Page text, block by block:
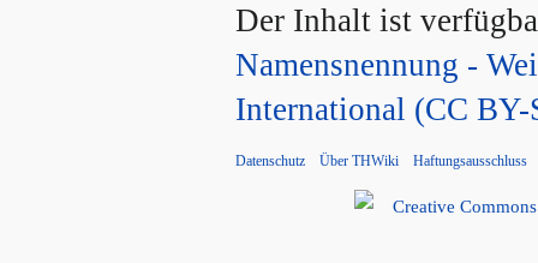
Der Inhalt ist
Namensnennung -
International (CC BY-
Datenschutz Über THWiki Haftungsausschluss